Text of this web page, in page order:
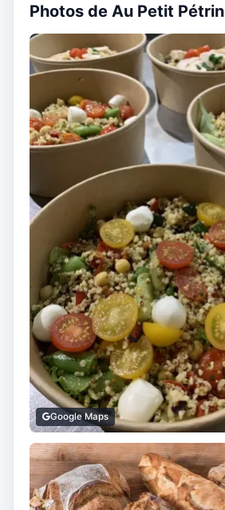
Photos de Au Petit Pétrin
Google Maps